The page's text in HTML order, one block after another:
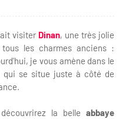
visiter Dinan, une très jolie
les charmes anciens :
je vous amène dans le
qui se situe juste à côté de
la belle abbaye